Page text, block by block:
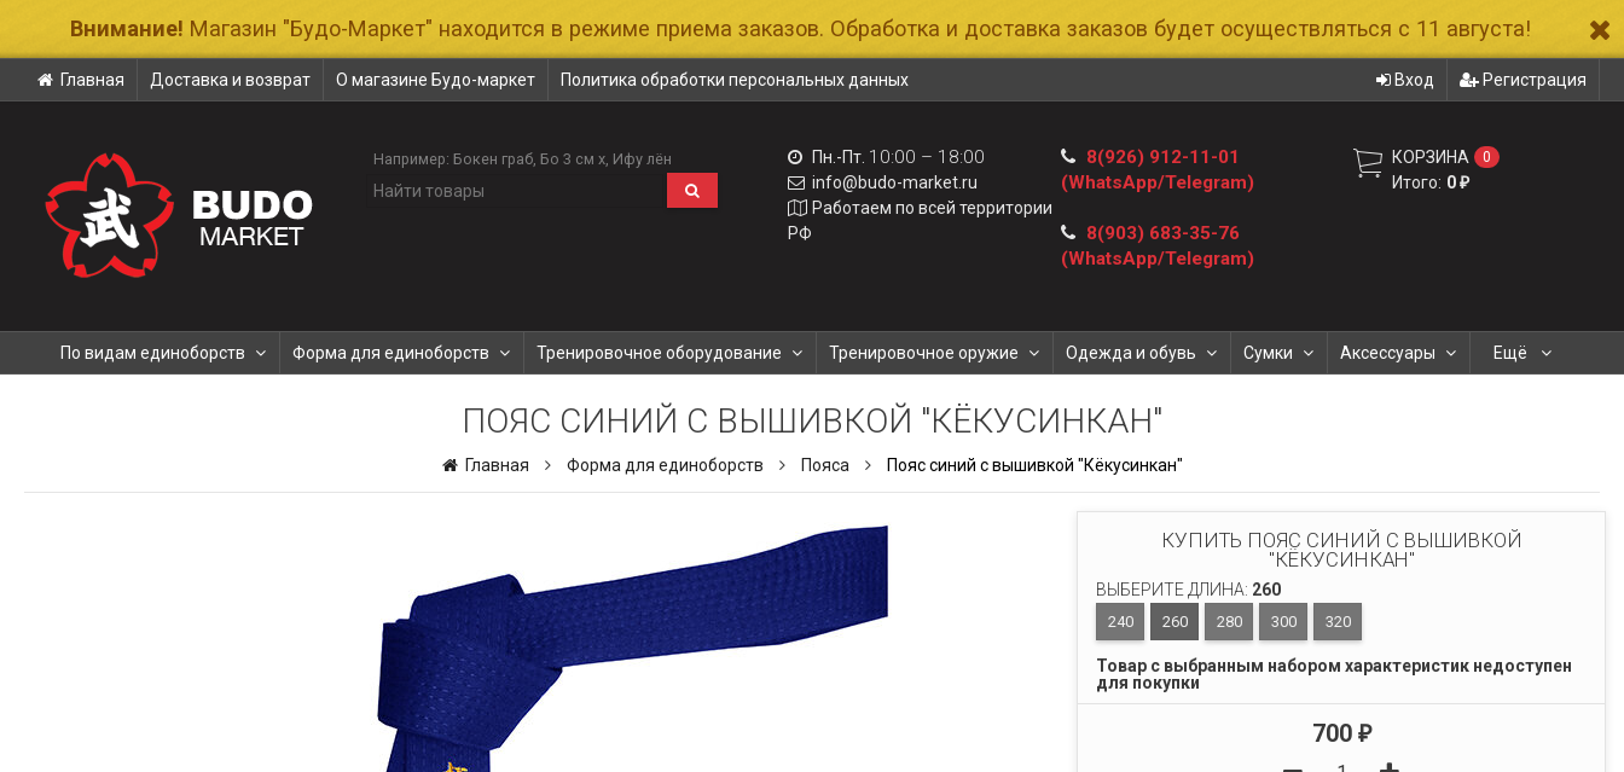
Внимание! Магазин "Будо-Маркет" находится в режиме приема заказов. Обработка и доставка заказов будет осуществляться с 11 августа!
Главная Доставка и возврат О магазине Будо-маркет Политика обработки персональных данных Вход Регистрация
Например: Бокен граб Бо 3 см х Ифу лён Пн.-Пт. 10:00 – 18:00
info@budo-market.ru
Работаем по всей территории
РФ
8(926) 912-11-01
(WhatsApp/Telegram)
8(903) 683-35-76
(WhatsApp/Telegram)
КОРЗИНА 0
Итого: 0₽
По видам единоборств Форма для единоборств Тренировочное оборудование Тренировочное оружие Одежда и обувь Сумки Аксессуары Ещё
ПОЯС СИНИЙ С ВЫШИВКОЙ "КЁКУСИНКАН"
Главная Форма для единоборств Пояса Пояс синий с вышивкой "Кёкусинкан"
КУПИТЬ ПОЯС СИНИЙ С ВЫШИВКОЙ
"КЁКУСИНКАН"
ВЫБЕРИТЕ ДЛИНА: 260
240 260 280 300 320
Товар с выбранным набором характеристик недоступен
для покупки
700 ₽